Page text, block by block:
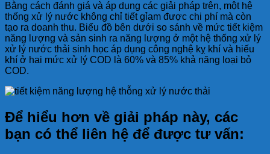
Bằng cách đánh giá và áp dụng các giải pháp trên, một hệ
thống xử lý nước không chỉ tiết gỉam được chi phí mà còn
tạo ra doanh thu. Biểu đồ bên dưới so sánh về mức tiết kiệm
năng lượng và sản sinh ra năng lượng ở một hệ thống xử lý
xử lý nước thải sinh học áp dụng công nghệ kỵ khí và hiếu
khí ở hai mức xử lý COD là 60% và 85% khả năng loại bỏ
COD.
Để hiểu hơn về giải pháp này, các
bạn có thể liên hệ để được tư vấn: